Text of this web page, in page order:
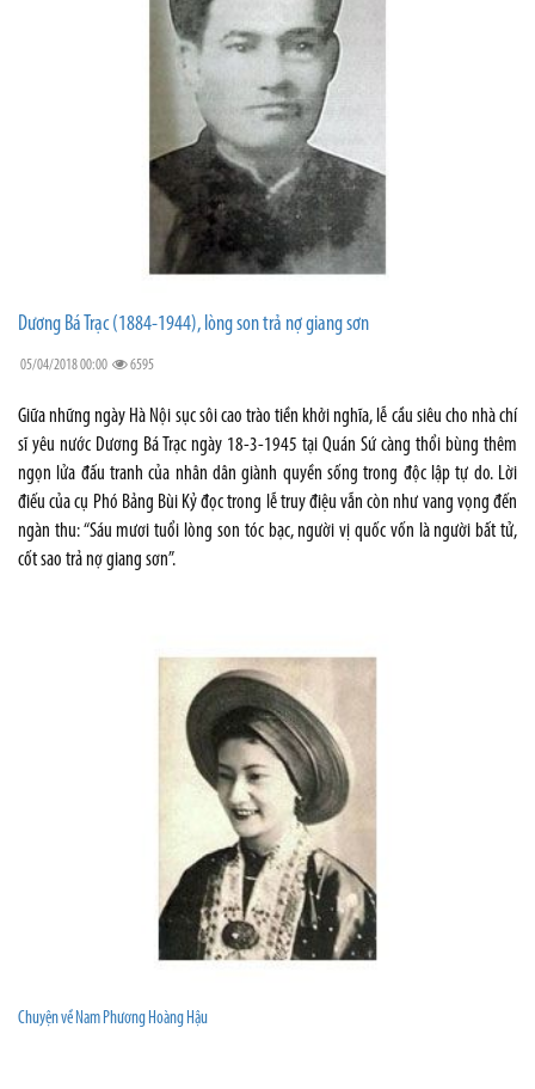
Dương Bá Trạc (1884-1944), lòng son trả nợ giang sơn
05/04/2018 00:00 6595
Giữa những ngày Hà Nội sục sôi cao trào tiền khởi nghĩa, lễ cầu siêu cho nhà chí
sĩ yêu nước Dương Bá Trạc ngày 18-3-1945 tại Quán Sứ càng thổi bùng thêm
ngọn lửa đấu tranh của nhân dân giành quyền sống trong độc lập tự do. Lời
điếu của cụ Phó Bảng Bùi Kỷ đọc trong lễ truy điệu vẫn còn như vang vọng đến
ngàn thu: “Sáu mươi tuổi lòng son tóc bạc, người vị quốc vốn là người bất tử,
cốt sao trả nợ giang sơn”.
Chuyện về Nam Phương Hoàng Hậu